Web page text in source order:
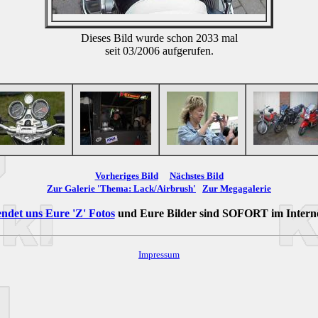
Dieses Bild wurde schon 2033 mal
seit 03/2006 aufgerufen.
Vorheriges Bild
Nächstes Bild
Zur Galerie 'Thema: Lack/Airbrush'
Zur Megagalerie
uns Eure 'Z' Fotosund Eure Bilder sind SOFORTim
Impressum